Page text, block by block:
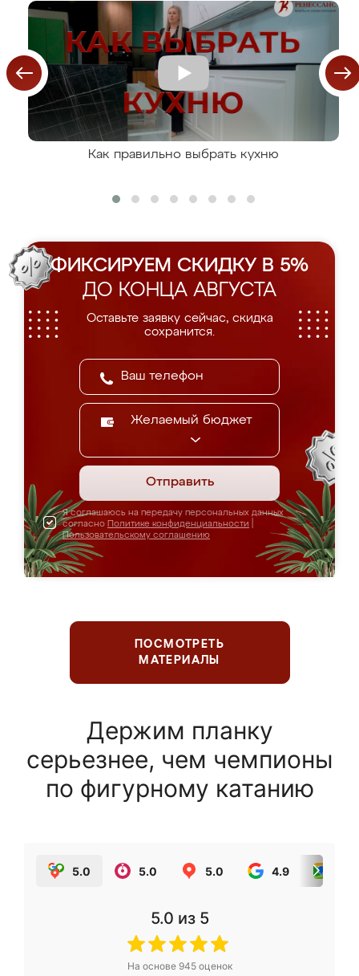
Как правильно выбрать кухню
ФИКСИРУЕМ СКИДКУ В 5%
ДО КОНЦА АВГУСТА
Оставьте заявку сейчас, скидка
сохранится.
Желаемый бюджет
Отправить
Я соглашаюсь на передачу персональных данных
согласно Политике конфиденциальности
Пользовательскому соглашению
ПОСМОТРЕТЬ
МАТЕРИАЛЫ
Держим планку
серьезнее, чем чемпионы
по фигурному катанию
5.0 5.0 5.0 4.9
5.0 из 5
На основе 945оценок